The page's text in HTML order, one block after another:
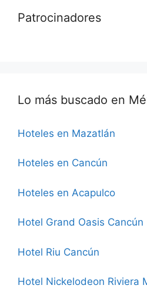
Patrocinadores
Lo más buscado en
Hoteles en Mazatlán
Hoteles en Cancún
Hoteles en Acapulco
Hotel Grand Oasis Cancún
Hotel Riu Cancún
Hotel Nickelodeon Riviera